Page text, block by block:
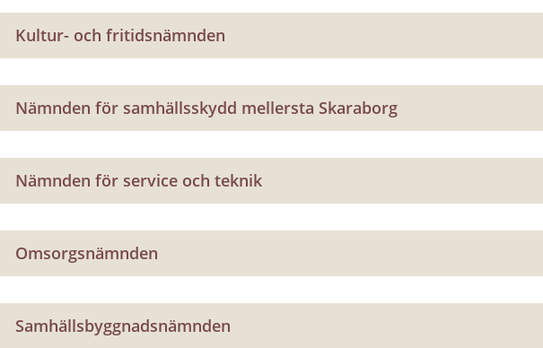
Kultur- och fritidsnämnden
Nämnden för samhällsskydd mellersta Skaraborg
Nämnden för service och teknik
Omsorgsnämnden
Samhällsbyggnadsnämnden